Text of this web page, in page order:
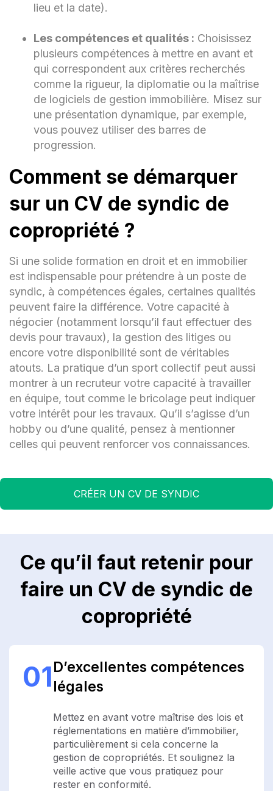
lieu et la date).
Les compétences et qualités : Choisissez
plusieurs compétences à mettre en avant et
qui correspondent aux critères recherchés
comme la rigueur, la diplomatie ou la maîtrise
de logiciels de gestion immobilière. Misez sur
une présentation dynamique, par exemple,
vous pouvez utiliser des barres de
progression.
Comment se démarquer
sur un CV de syndic de
copropriété ?
Si une solide formation en droit et en immobilier
est indispensable pour prétendre à un poste de
syndic, à compétences égales, certaines qualités
peuvent faire la différence. Votre capacité à
négocier (notamment lorsqu’il faut effectuer des
devis pour travaux), la gestion des litiges ou
encore votre disponibilité sont de véritables
atouts. La pratique d’un sport collectif peut aussi
montrer à un recruteur votre capacité à travailler
en équipe, tout comme le bricolage peut indiquer
votre intérêt pour les travaux. Qu’il s’agisse d’un
hobby ou d’une qualité, pensez à mentionner
celles qui peuvent renforcer vos connaissances.
CRÉER UN CV DE SYNDIC
Ce qu’il faut retenir pour
faire un CV de syndic de
copropriété
01D’excellentes compétences
légales
Mettez en avant votre maîtrise des lois et
réglementations en matière d’immobilier,
particulièrement si cela concerne la
gestion de copropriétés. Et soulignez la
veille active que vous pratiquez pour
rester en conformité.